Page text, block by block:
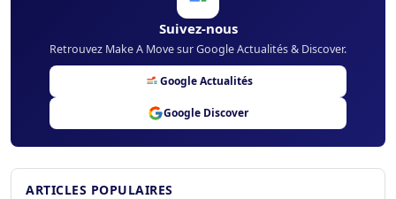
Suivez-nous
Retrouvez Make A Move sur Google Actualités & Discover.
Google Actualités
Google Discover
ARTICLES POPULAIRES